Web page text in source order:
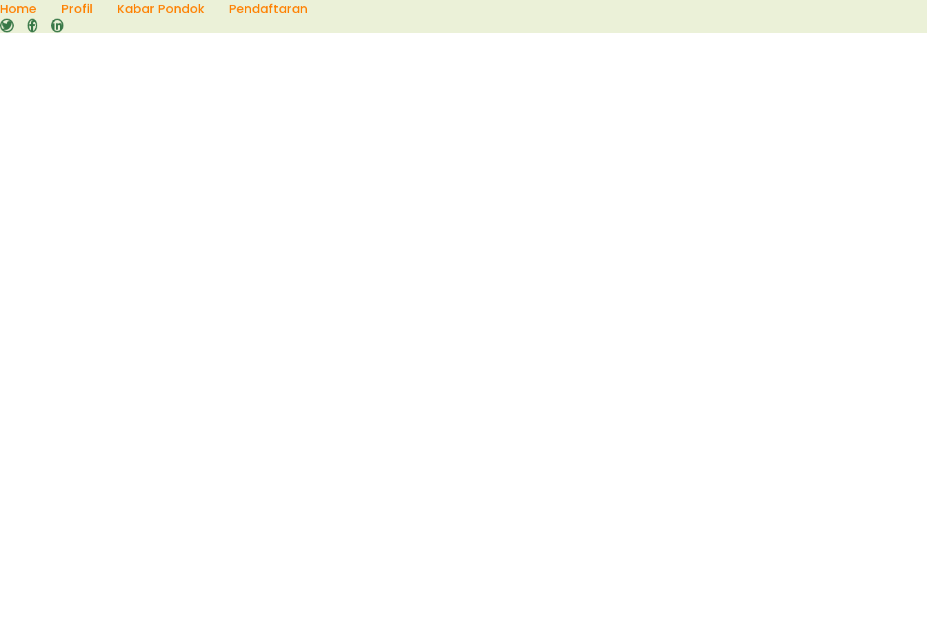
Skip
to
content
Home Profil Kabar Pondok Pendaftaran